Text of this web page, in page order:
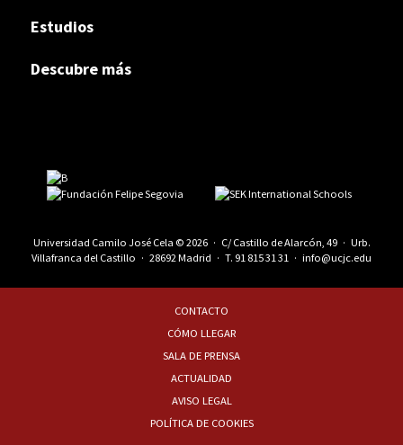
Estudios
Descubre más
Universidad Camilo José Cela © 2026 · C/ Castillo de Alarcón, 49 · Urb.
Villafranca del Castillo · 28692 Madrid · T. 91 815 31 31 · info@ucjc.edu
CONTACTO
CÓMO LLEGAR
SALA DE PRENSA
ACTUALIDAD
AVISO LEGAL
POLÍTICA DE COOKIES